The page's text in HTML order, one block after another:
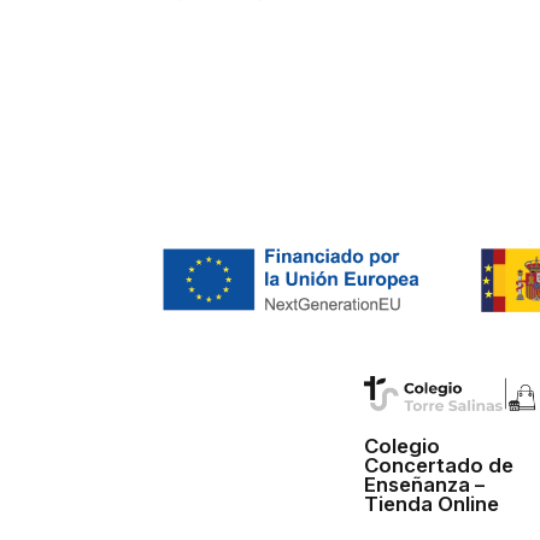
Colegio
Concertado de
Enseñanza –
Tienda Online